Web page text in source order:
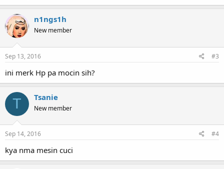
n1ngs1h
New member
Sep 13, 2016 #3
ini merk Hp pa mocin sih?
T Tsanie
New member
Sep 14, 2016 #4
kya nma mesin cuci